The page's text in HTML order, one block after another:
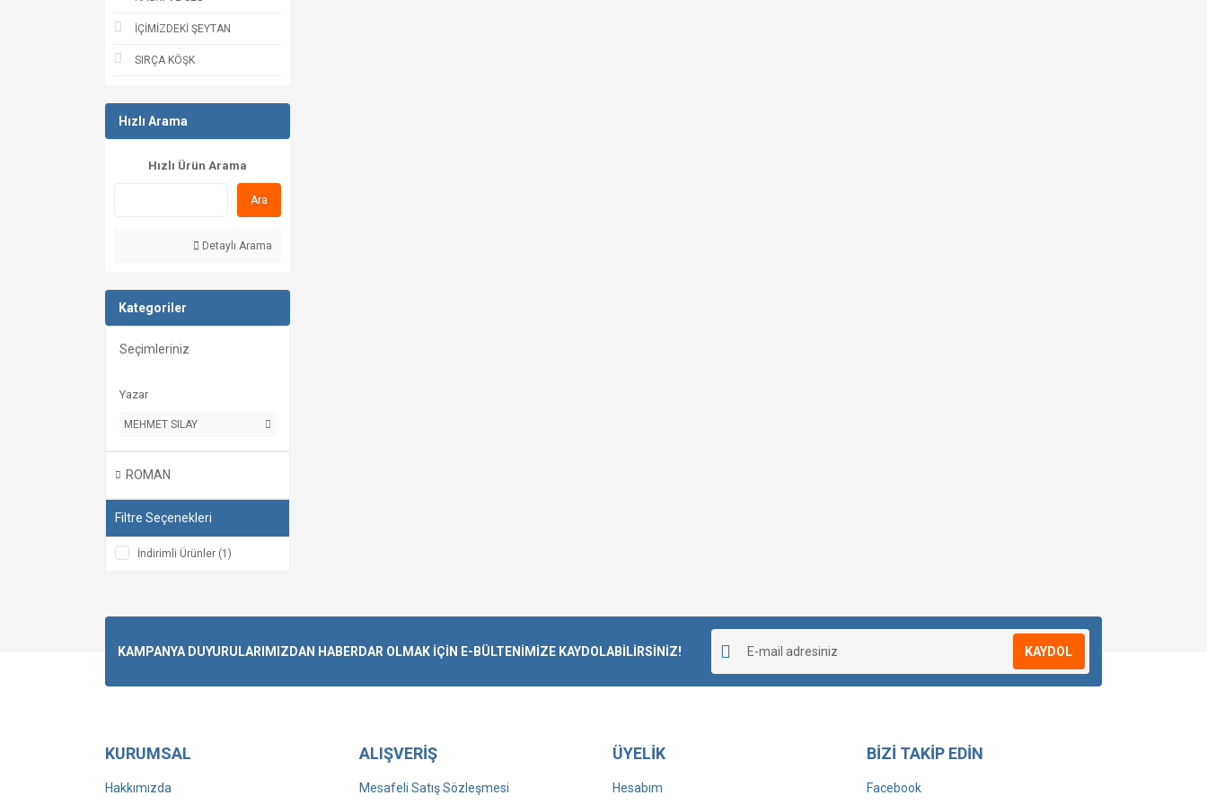
İÇİMİZDEKİ ŞEYTAN
SIRÇA KÖŞK
Hızlı Arama
Hızlı Ürün Arama
Ara
Detaylı Arama
Kategoriler
Seçimleriniz
Yazar
MEHMET SILAY
ROMAN
Filtre Seçenekleri
İndirimli Ürünler (1)
KAMPANYA DUYURULARIMIZDAN HABERDAR OLMAK İÇİN E-BÜLTENİMİZE KAYDOLABİLİRSİNİZ! KAYDOL
KURUMSAL
Hakkımızda
ALIŞVERİŞ
Mesafeli Satış Sözleşmesi
ÜYELİK
Hesabım
BİZİ TAKİP EDİN
Facebook